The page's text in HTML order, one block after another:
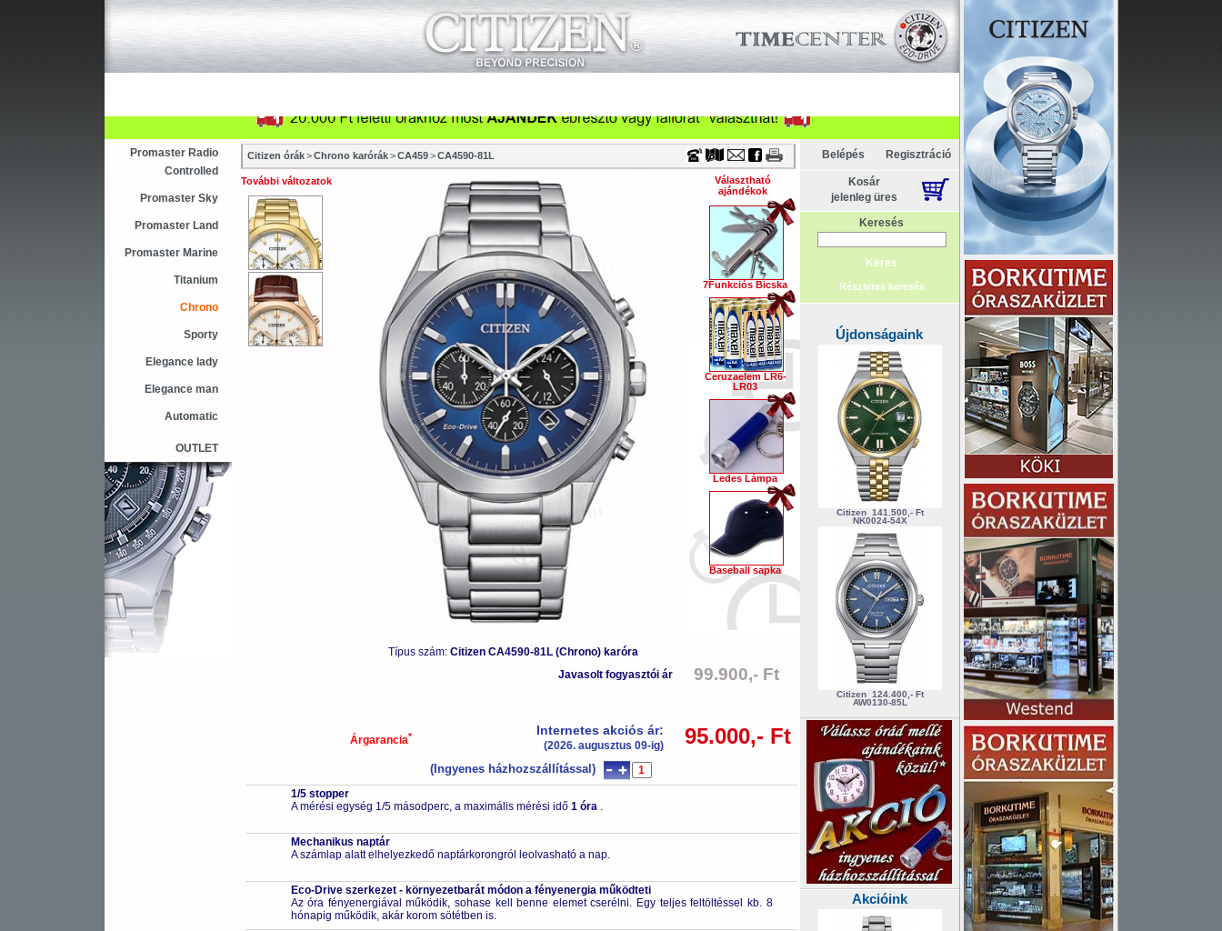
Timecenter
Promaster Radio
Controlled
Promaster Sky
Promaster Land
Promaster Marine
Titanium
Chrono
Sporty
Elegance lady
Elegance man
Automatic
OUTLET
Citizen órák > Chrono karórák > CA459 > CA4590-81L
További változatok
Típus szám: Citizen CA4590-81L (Chrono) karóra
Választható
ajándékok
7Funkciós Bicska
Ceruzaelem LR6-
LR03
Ledes Lámpa
Baseball sapka
Javasolt fogyasztói ár 99.900,- Ft
Árgarancia* Internetes akciós ár:
(2026. augusztus 09-ig) 95.000,- Ft
(Ingyenes házhozszállítással)
1/5 stopper
A mérési egység 1/5 másodperc, a maximális mérési idő 1 óra .
Mechanikus naptár
A számlap alatt elhelyezkedő naptárkorongról leolvasható a nap.
Eco-Drive szerkezet - környezetbarát módon a fényenergia működteti
Az óra fényenergiával működik, sohase kell benne elemet cserélni. Egy teljes feltöltéssel kb. 8
hónapig működik, akár korom sötétben is.
Belépés Regisztráció
Kosár
jelenleg üres
Keresés
Részletes keresés
Újdonságaink
Citizen 141.500,- Ft
NK0024-54X
Citizen 124.400,- Ft
AW0130-85L
Akcióink